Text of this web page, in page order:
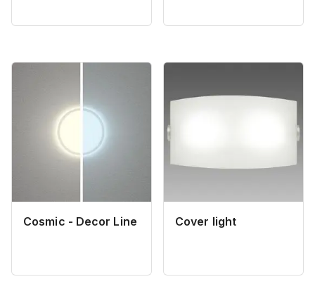
Cosmic - Decor Line Cover light